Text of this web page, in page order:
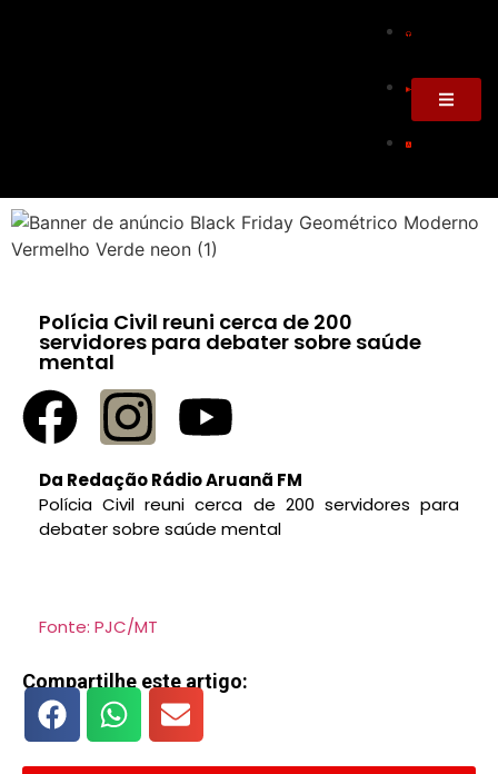
Polícia Civil reuni cerca de 200
servidores para debater sobre saúde
mental
Da Redação Rádio Aruanã FM
Polícia Civil reuni cerca de 200 servidores para
debater sobre saúde mental
Fonte: PJC/MT
Compartilhe este artigo: